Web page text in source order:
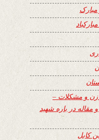
مبارک
و مشکلات –
مقاله در باره شهید
کابل